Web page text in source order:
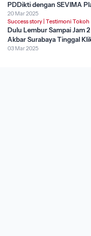
PDDikti dengan SEVIMA
20 Mar 2025
Success story Testimoni Tokoh
Dulu Lembur Sampai Jam
Akbar Surabaya Tinggal
03 Mar 2025